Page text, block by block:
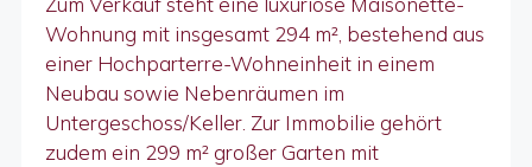
Wohnung mit insgesamt 294 m², bestehend aus
einer Hochparterre-Wohneinheit in einem
Neubau sowie Nebenräumen im
Untergeschoss/Keller. Zur Immobilie gehört
zudem ein 299 m² großer Garten mit